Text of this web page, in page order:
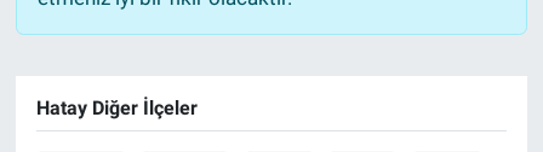
Hatay Diğer İlçeler